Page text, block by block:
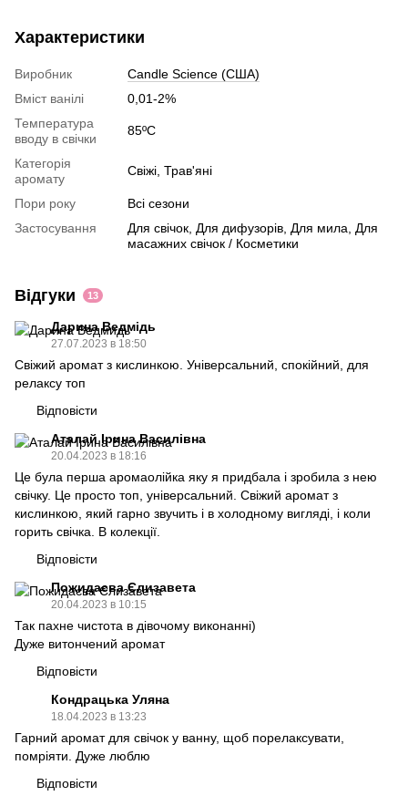
Характеристики
Виробник
Candle Science (США)
Вміст ванілі
0,01-2%
Температура
вводу в свічки
85ºC
Категорія
аромату
Свіжі, Трав'яні
Пори року
Всі сезони
Застосування
Для свічок, Для дифузорів, Для мила, Для
масажних свічок / Косметики
Відгуки 13
Дарина Ведмідь
27.07.2023 в 18:50
Свіжий аромат з кислинкою. Універсальний, спокійний, для
релаксу топ
Відповісти
Аталай Ірина Василівна
20.04.2023 в 18:16
Це була перша аромаолійка яку я придбала і зробила з нею
свічку. Це просто топ, універсальний. Свіжий аромат з
кислинкою, який гарно звучить і в холодному вигляді, і коли
горить свічка. В колекції.
Відповісти
Пожидаєва Єлизавета
20.04.2023 в 10:15
Так пахне чистота в дівочому виконанні)
Дуже витончений аромат
Відповісти
Кондрацька Уляна
18.04.2023 в 13:23
Гарний аромат для свічок у ванну, щоб порелаксувати,
помріяти. Дуже люблю
Відповісти